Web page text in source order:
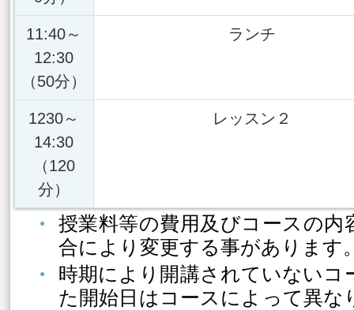
11:40～
12:30
（50分）
ランチ
1230～
14:30
（120
分）
レッスン２
授業料等の費用及びコースの内
合により変更する事があります
時期により開講されていないコ
た開始日はコースによって異な